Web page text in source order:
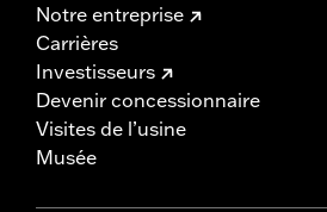
Notre entreprise
Carrières
Investisseurs
Devenir concessionnaire
Visites de l’usine
Musée